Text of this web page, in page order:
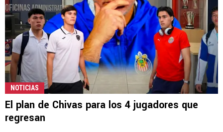
NOTICIAS
El plan de Chivas para los 4 jugadores que
regresan